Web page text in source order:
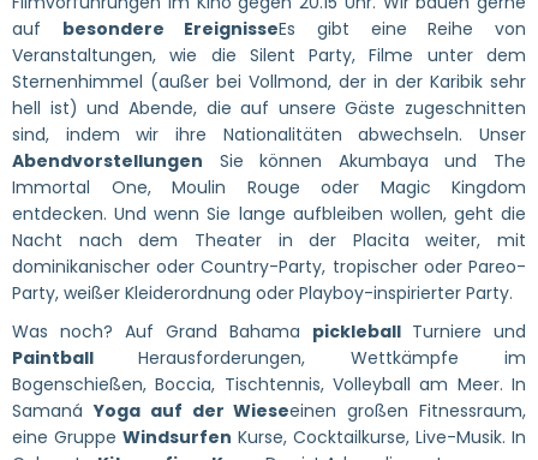
auf besondere EreignisseEs gibt eine Reihe von
Veranstaltungen, wie die Silent Party, Filme unter dem
Sternenhimmel (außer bei Vollmond, der in der Karibik sehr
hell ist) und Abende, die auf unsere Gäste zugeschnitten
sind, indem wir ihre Nationalitäten abwechseln. Unser
Abendvorstellungen Sie können Akumbaya und The
Immortal One, Moulin Rouge oder Magic Kingdom
entdecken. Und wenn Sie lange aufbleiben wollen, geht die
Nacht nach dem Theater in der Placita weiter, mit
dominikanischer oder Country-Party, tropischer oder Pareo-
Party, weißer Kleiderordnung oder Playboy-inspirierter Party.
Was noch? Auf Grand Bahama pickleball Turniere und
Paintball Herausforderungen, Wettkämpfe im
Bogenschießen, Boccia, Tischtennis, Volleyball am Meer. In
SamanáYoga auf der Wieseeinen großen Fitnessraum,
eine GruppeWindsurfen Kurse, Cocktailkurse, Live-Musik. In